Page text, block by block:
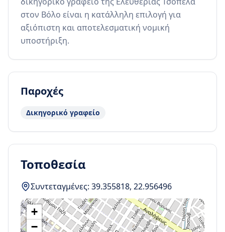
στον Βόλο είναι η κατάλληλη επιλογή για
αξιόπιστη και αποτελεσματική νομική
υποστήριξη.
Παροχές
Δικηγορικό γραφείο
Τοποθεσία
Συντεταγμένες: 39.355818, 22.956496
+
−